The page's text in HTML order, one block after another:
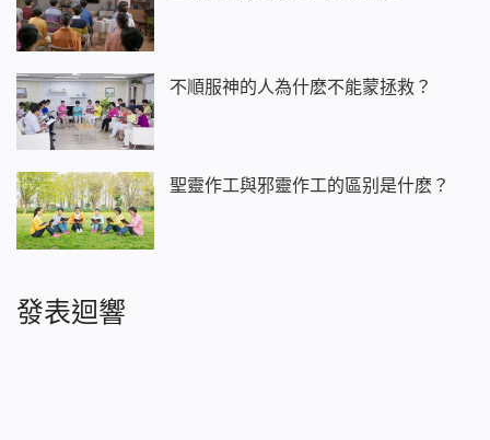
不順服神的人為什麽不能蒙拯救？
聖靈作工與邪靈作工的區别是什麽？
發表迴響